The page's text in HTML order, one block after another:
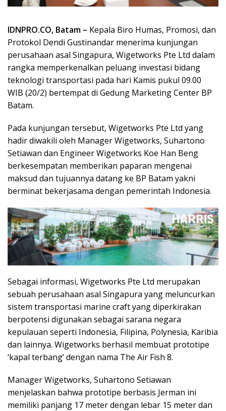
IDNPRO.CO, Batam – Kepala Biro Humas, Promosi, dan
Protokol Dendi Gustinandar menerima kunjungan
perusahaan asal Singapura, Wigetworks Pte Ltd dalam
rangka memperkenalkan peluang investasi bidang
teknologi transportasi pada hari Kamis pukul 09.00
WIB (20/2) bertempat di Gedung Marketing Center BP
Batam.
Pada kunjungan tersebut, Wigetworks Pte Ltd yang
hadir diwakili oleh Manager Wigetworks, Suhartono
Setiawan dan Engineer Wigetworks Koe Han Beng
berkesempatan memberikan paparan mengenai
maksud dan tujuannya datang ke BP Batam yakni
berminat bekerjasama dengan pemerintah Indonesia.
Sebagai informasi, Wigetworks Pte Ltd merupakan
sebuah perusahaan asal Singapura yang meluncurkan
sistem transportasi marine craft yang diperkirakan
berpotensi digunakan sebagai sarana negara
kepulauan seperti Indonesia, Filipina, Polynesia, Karibia
dan lainnya. Wigetworks berhasil membuat prototipe
‘kapal terbang’ dengan nama The Air Fish 8.
Manager Wigetworks, Suhartono Setiawan
menjelaskan bahwa prototipe berbasis Jerman ini
memiliki panjang 17 meter dengan lebar 15 meter dan